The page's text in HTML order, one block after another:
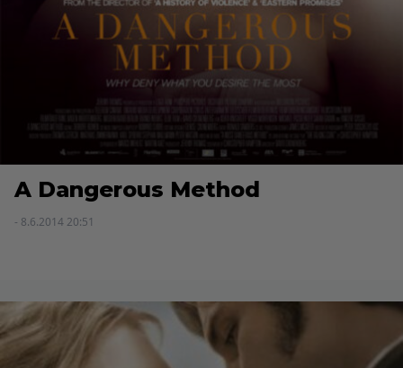
A Dangerous Method
- 8.6.2014 20:51